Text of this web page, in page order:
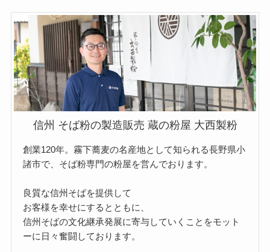
信州 そば粉の製造販売 蔵の粉屋 大西製粉
創業120年。霧下蕎麦の名産地として知られる長野県小
諸市で、そば粉専門の粉屋を営んでおります。
良質な信州そばを提供して
お客様を幸せにするとともに、
信州そばの文化継承発展に寄与していくことをモット
ーに日々奮闘しております。